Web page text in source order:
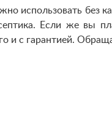
использовать без
Если же вы
и с гарантией.